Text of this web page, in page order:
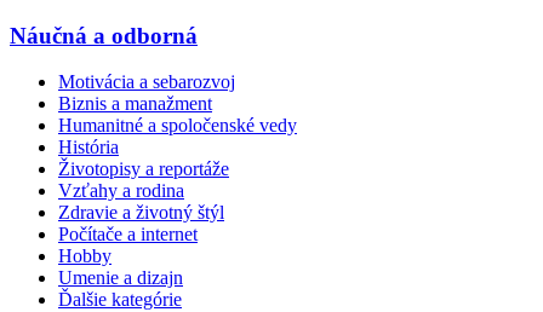
Náučná a odborná
Motivácia a sebarozvoj
Biznis a manažment
Humanitné a spoločenské vedy
História
Životopisy a reportáže
Vzťahy a rodina
Zdravie a životný štýl
Počítače a internet
Hobby
Umenie a dizajn
Ďalšie kategórie